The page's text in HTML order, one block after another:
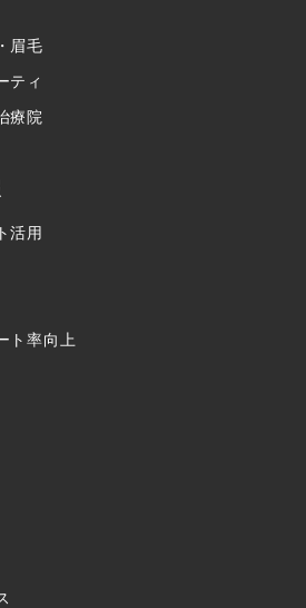
眉毛
ティ
療院
活用
ト率向上